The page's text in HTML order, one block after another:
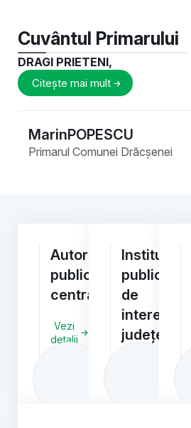
Cuvântul Primarului
DRAGI PRIETENI,
Citește mai mult
MarinPOPESCU
Primarul Comunei Drăcșenei
Autorități/Instituții
publice
centrale
Vezi
detalii
Instituții
publice
de
interes
județean